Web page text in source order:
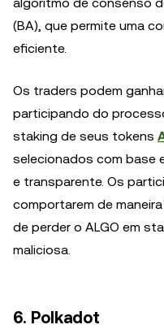
algoritmo de consenso
(BA), que permite uma
eficiente.
Os traders podem
participando do
staking de seus tokens
selecionados com base
e transparente. Os
comportarem de
de perder o ALGO em
maliciosa.
6. Polkadot